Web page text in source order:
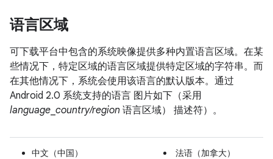
语言区域
可下载平台中包含的系统映像提供多种内置语言区域。在某
些情况下，特定区域的语言区域提供特定区域的字符串。而
在其他情况下，系统会使用该语言的默认版本。通过
Android 2.0 系统支持的语言 图片如下（采用
language country/region 语言区域） 描述符）。
中文（中国）
法语（加拿大）